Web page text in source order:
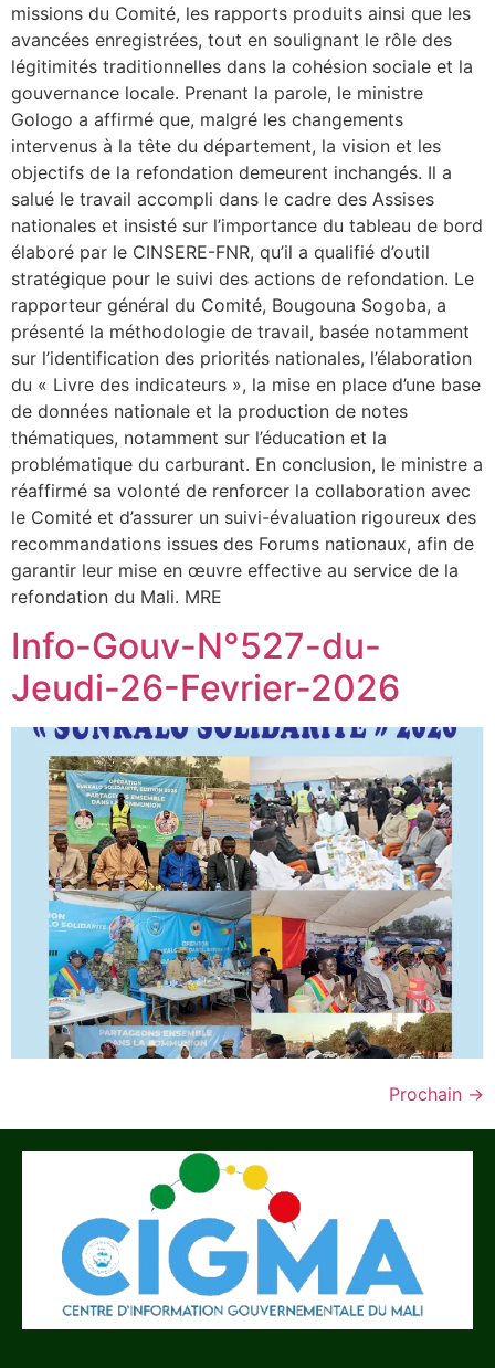
missions du Comité, les rapports produits ainsi que les
avancées enregistrées, tout en soulignant le rôle des
légitimités traditionnelles dans la cohésion sociale et la
gouvernance locale. Prenant la parole, le ministre
Gologo a affirmé que, malgré les changements
intervenus à la tête du département, la vision et les
objectifs de la refondation demeurent inchangés. Il a
salué le travail accompli dans le cadre des Assises
nationales et insisté sur l’importance du tableau de bord
élaboré par le CINSERE-FNR, qu’il a qualifié d’outil
stratégique pour le suivi des actions de refondation. Le
rapporteur général du Comité, Bougouna Sogoba, a
présenté la méthodologie de travail, basée notamment
sur l’identification des priorités nationales, l’élaboration
du « Livre des indicateurs », la mise en place d’une base
de données nationale et la production de notes
thématiques, notamment sur l’éducation et la
problématique du carburant. En conclusion, le ministre a
réaffirmé sa volonté de renforcer la collaboration avec
le Comité et d’assurer un suivi-évaluation rigoureux des
recommandations issues des Forums nationaux, afin de
garantir leur mise en œuvre effective au service de la
refondation du Mali. MRE
Info-Gouv-N°527-du-
Jeudi-26-Fevrier-2026
Prochain →